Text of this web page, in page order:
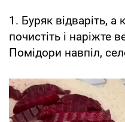
1. Буряк відваріть, а
почистіть і наріжте
Помідори навпіл,